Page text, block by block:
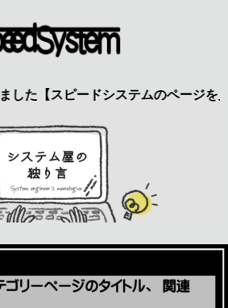
ドシステムのページを見た】で特